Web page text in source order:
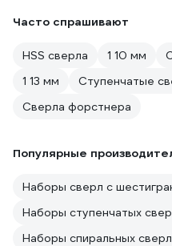
Часто спрашивают
HSS сверла 1 10 мм
1 13 мм
Ступенчатые
Сверла форстнера
Популярные
Наборы сверл с
Наборы ступенчатых
Наборы спиральных